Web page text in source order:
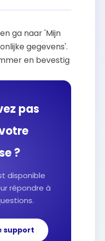
ga naar 'Mijn
gegevens'.
en bevestig
pas
?
disponible
répondre à
support